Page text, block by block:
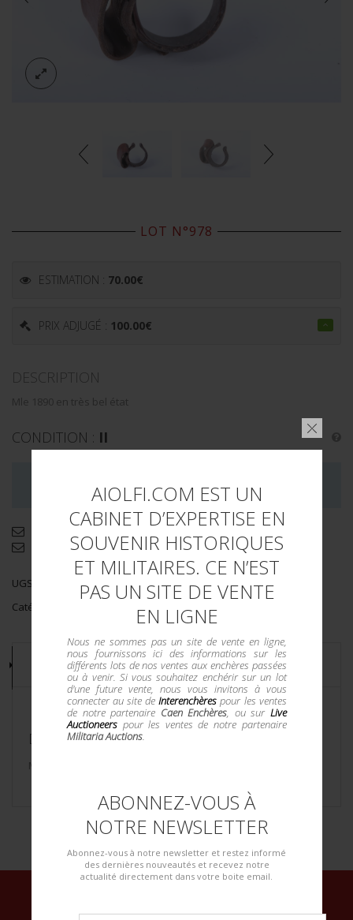
AIOLFI.COM EST UN
CABINET D’EXPERTISE EN
SOUVENIR HISTORIQUES
ET MILITAIRES. CE N’EST
PAS UN SITE DE VENTE
EN LIGNE
Nous ne sommes pas un site de vente en ligne,
nous fournissons ici des informations sur les
différents lots de nos ventes aux enchères passées
ou à venir. Si vous souhaitez enchérir sur un lot
d'une future vente, nous vous invitons à vous
connecter au site deInterenchères pour les ventes
de notre partenaire Caen Enchères, ou sur Live
Auctioneerspour les ventes de notre partenaire
Militaria Auctions.
ABONNEZ-VOUS À
NOTRE NEWSLETTER
Abonnez-vous à notre newsletter et restez informé
des dernières nouveautés et recevez notre
actualité directement dans votre boite email.
LOT N°978
ESTIMATION : 70.00€
PRIX ADJUGÉ : 100.00€
DESCRIPTION
Mle 1890 en très bel état
CONDITION : II
LA VENTE DE CE LOT EST MAINTENANT TERMINÉE
Envoyer par email
UGS :
13260/0220
Catégorie :
DESCRIPTION
DESCRIPTION DU LOT
Mle 1890 en très bel état